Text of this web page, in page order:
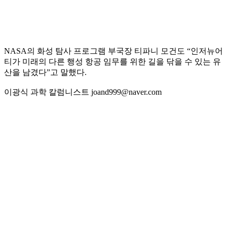
NASA의 화성 탐사 프로그램 부국장 티파니 모건도 “인저뉴어
티가 미래의 다른 행성 항공 임무를 위한 길을 닦을 수 있는 유
산을 남겼다”고 말했다.
이광식 과학 칼럼니스트 joand999@naver.com